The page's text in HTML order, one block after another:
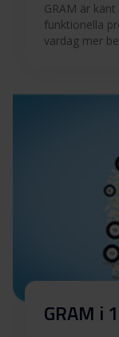
GRAM är
funktionella
vardag mer
GRAM i